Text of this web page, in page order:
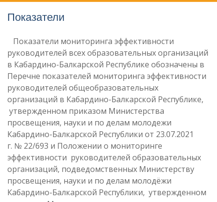
Показатели
Показатели мониторинга эффективности
руководителей всех образовательных организаций
в Кабардино-Балкарской Республике обозначены в
Перечне показателей мониторинга эффективности
руководителей общеобразовательных
организаций в Кабардино-Балкарской Республике,
утвержденном приказом Министерства
просвещения, науки и по делам молодежи
Кабардино-Балкарской Республики от 23.07.2021
г. № 22/693 и Положении о мониторинге
эффективности руководителей образовательных
организаций, подведомственных Министерству
просвещения, науки и по делам молодёжи
Кабардино-Балкарской Республики, утвержденном